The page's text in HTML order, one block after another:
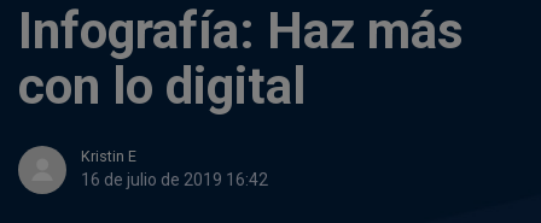
Infografía: Haz más
con lo digital
Kristin E
16 de julio de 2019 16:42